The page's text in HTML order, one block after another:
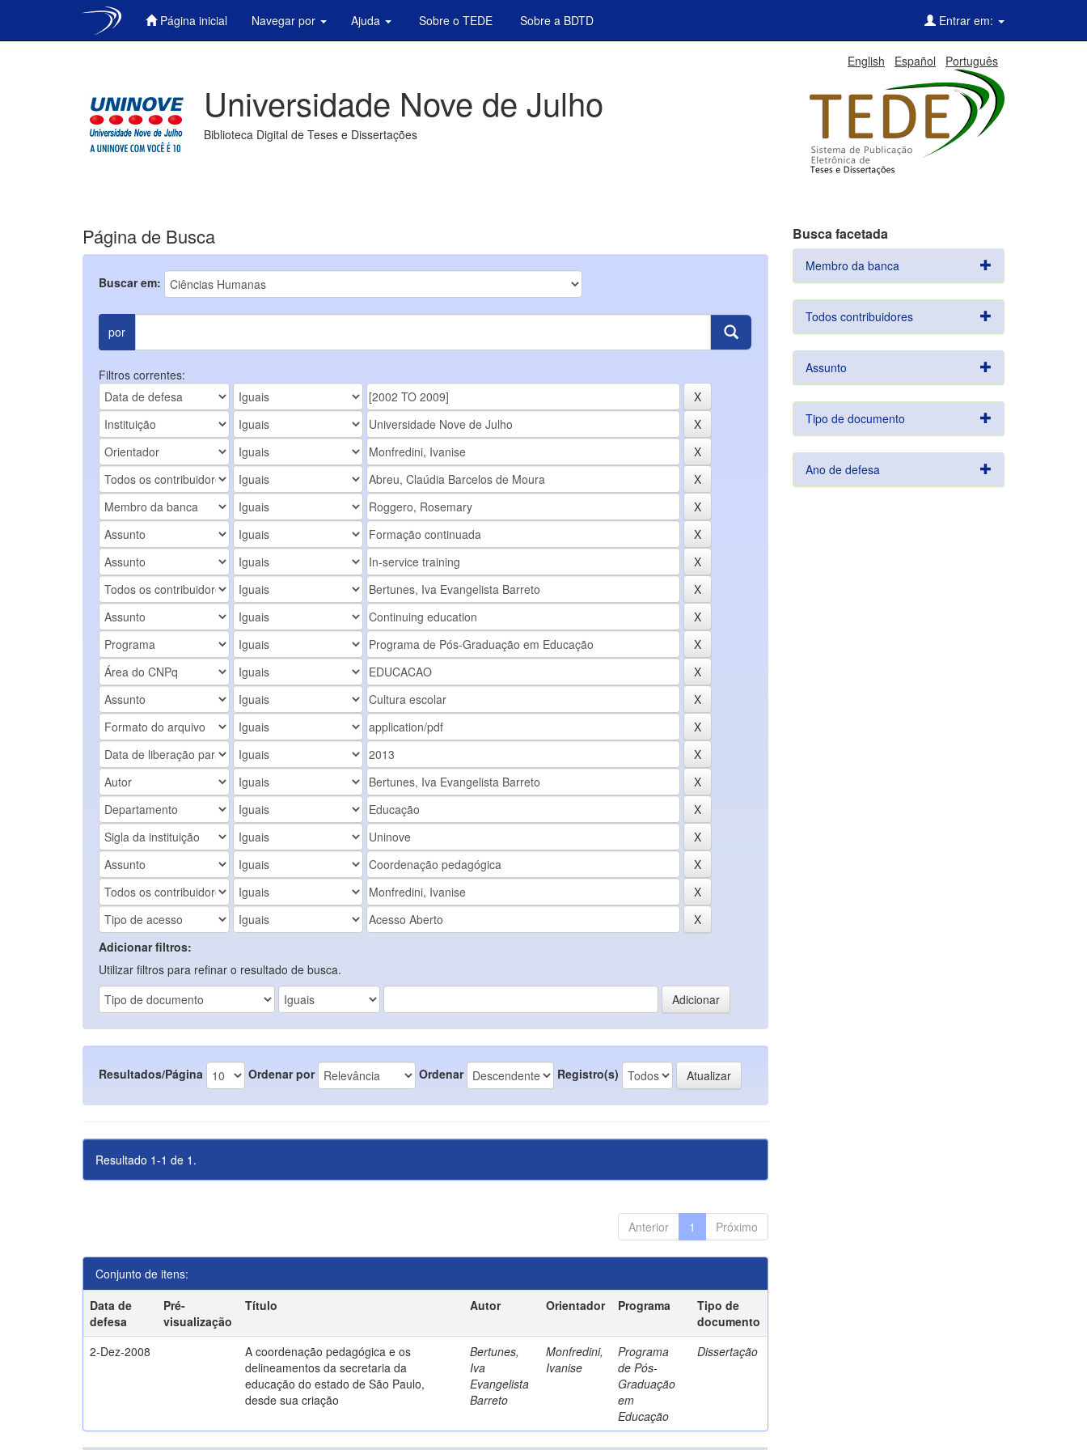
Página inicial Navegar por Ajuda Sobre o TEDE Sobre a BDTD Entrar em:
English Español Português
Universidade Nove de Julho
Biblioteca Digital de Teses e Dissertações
Página de Busca
Buscar em:
por
Filtros correntes:
Adicionar filtros:
Utilizar filtros para refinar o resultado de busca.
Resultados/Página Ordenar por Ordenar Registro(s)
Resultado 1-1 de 1.
Anterior 1 Próximo
Conjunto de itens:
Data de
defesa
Pré-
visualização
Título Autor Orientador Programa
Tipo de
documento
2-Dez-2008
A coordenação pedagógica e os
delineamentos da secretaria da
educação do estado de São Paulo,
desde sua criação
Bertunes,
Iva
Evangelista
Barreto
Monfredini,
Ivanise
Programa
de Pós-
Graduação
em
Educação
Dissertação
Busca facetada
Membro da banca
Todos contribuidores
Assunto
Tipo de documento
Ano de defesa